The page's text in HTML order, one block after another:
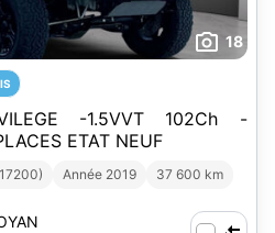
18
-1.5VVT 102Ch -
ETAT NEUF
Année 2019 37 600 km